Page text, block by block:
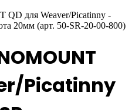
для Weaver/Picatinny -
20мм (арт. 50-SR-20-00-800)
Picatinny